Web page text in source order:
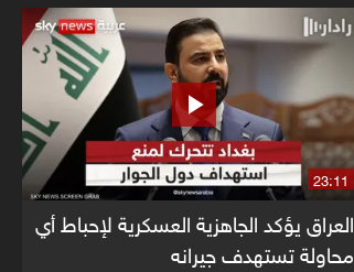
23:11
العراق يؤكد الجاهزية العسكرية لإحباط أي
محاولة تستهدف جيرانه